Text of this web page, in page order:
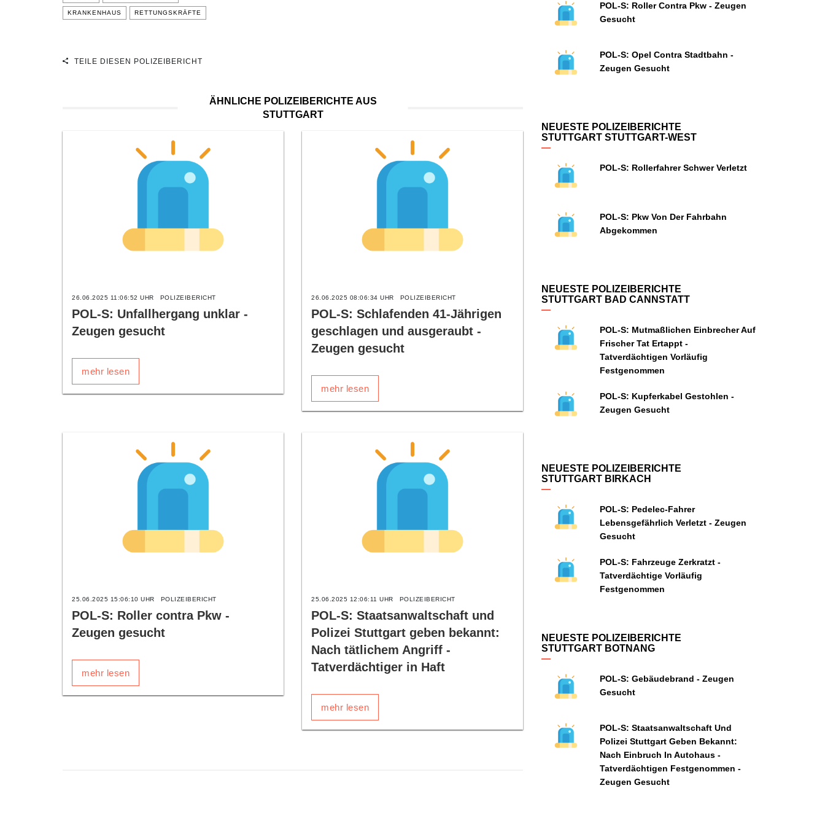
KRANKENHAUS RETTUNGSKRÄFTE
TEILE DIESEN POLIZEIBERICHT
ÄHNLICHE POLIZEIBERICHTE AUS
STUTTGART
26.06.2025 11:06:52 UHR POLIZEIBERICHT
POL-S: Unfallhergang unklar -
Zeugen gesucht
mehr lesen
26.06.2025 08:06:34 UHR POLIZEIBERICHT
POL-S: Schlafenden 41-Jährigen
geschlagen und ausgeraubt -
Zeugen gesucht
mehr lesen
25.06.2025 15:06:10 UHR POLIZEIBERICHT
POL-S: Roller contra Pkw -
Zeugen gesucht
mehr lesen
25.06.2025 12:06:11 UHR POLIZEIBERICHT
POL-S: Staatsanwaltschaft und
Polizei Stuttgart geben bekannt:
Nach tätlichem Angriff -
Tatverdächtiger in Haft
mehr lesen
POL-S: Roller Contra Pkw - Zeugen
Gesucht
POL-S: Opel Contra Stadtbahn -
Zeugen Gesucht
NEUESTE POLIZEIBERICHTE
STUTTGART STUTTGART-WEST
POL-S: Rollerfahrer Schwer Verletzt
POL-S: Pkw Von Der Fahrbahn
Abgekommen
NEUESTE POLIZEIBERICHTE
STUTTGART BAD CANNSTATT
POL-S: Mutmaßlichen Einbrecher Auf
Frischer Tat Ertappt -
Tatverdächtigen Vorläufig
Festgenommen
POL-S: Kupferkabel Gestohlen -
Zeugen Gesucht
NEUESTE POLIZEIBERICHTE
STUTTGART BIRKACH
POL-S: Pedelec-Fahrer
Lebensgefährlich Verletzt - Zeugen
Gesucht
POL-S: Fahrzeuge Zerkratzt -
Tatverdächtige Vorläufig
Festgenommen
NEUESTE POLIZEIBERICHTE
STUTTGART BOTNANG
POL-S: Gebäudebrand - Zeugen
Gesucht
POL-S: Staatsanwaltschaft Und
Polizei Stuttgart Geben Bekannt:
Nach Einbruch In Autohaus -
Tatverdächtigen Festgenommen -
Zeugen Gesucht